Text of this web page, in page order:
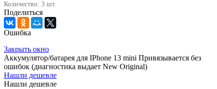
Количество: 3 шт.
Поделиться
Ошибка
Закрыть окно
Аккумулятор/батарея для IPhone 13 mini Привязывается без
ошибок (диагностика выдает New Original)
Нашли дешевле
Нашли дешевле